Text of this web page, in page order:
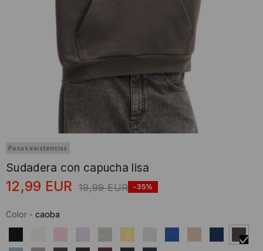
Pocas existencias
Sudadera con capucha lisa
12,99 EUR 19,99 EUR -35%
Color - caoba